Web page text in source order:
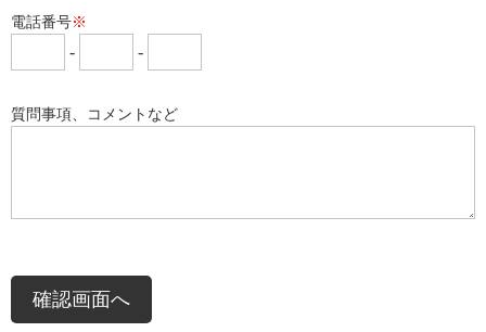
電話番号※
- -
質問事項、コメントなど